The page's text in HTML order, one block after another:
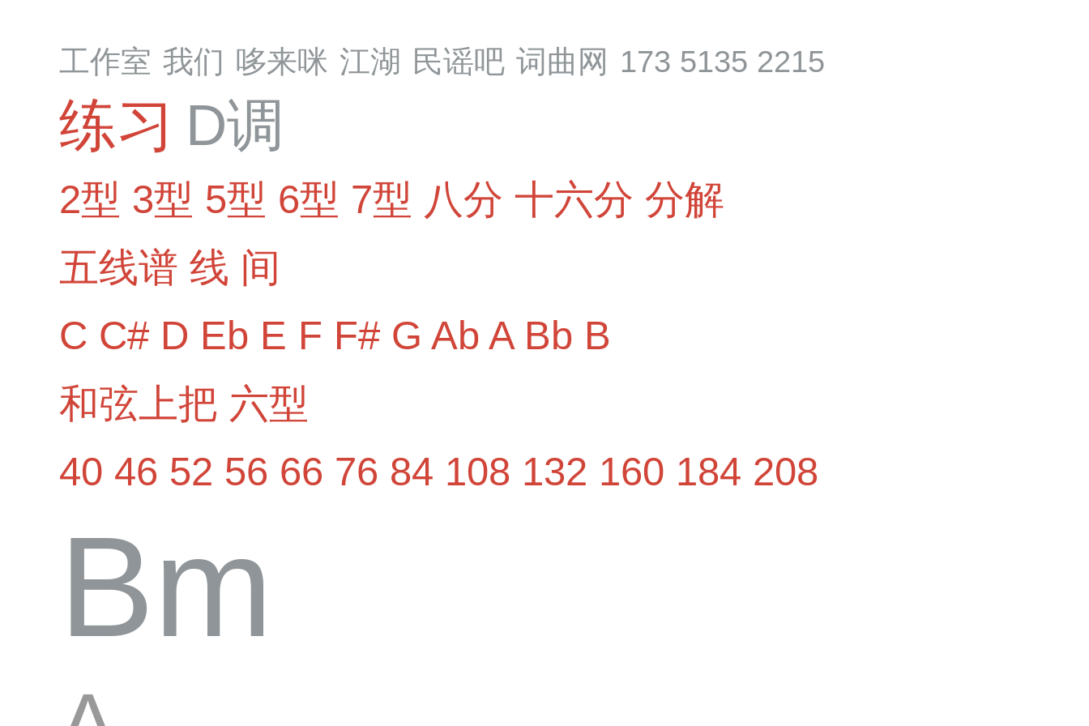
工作室 我们 哆来咪 江湖 民谣吧 词曲网 173 5135 2215
练习 D调
2型 3型 5型 6型 7型 八分 十六分 分解
五线谱 线 间
C C# D Eb E F F# G Ab A Bb B
和弦上把 六型
40 46 52 56 66 76 84 108 132 160 184 208
Bm